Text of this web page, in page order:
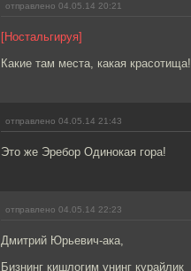
отправлено 04.05.14 20:21
[Ностальгируя]
Какие там места, какая красотища!
отправлено 04.05.14 21:43
Это же Эребор Одинокая гора!
отправлено 04.05.14 22:23
Дмитрий Юрьевич-ака,
Бизнинг кишлогим унинг курайлик